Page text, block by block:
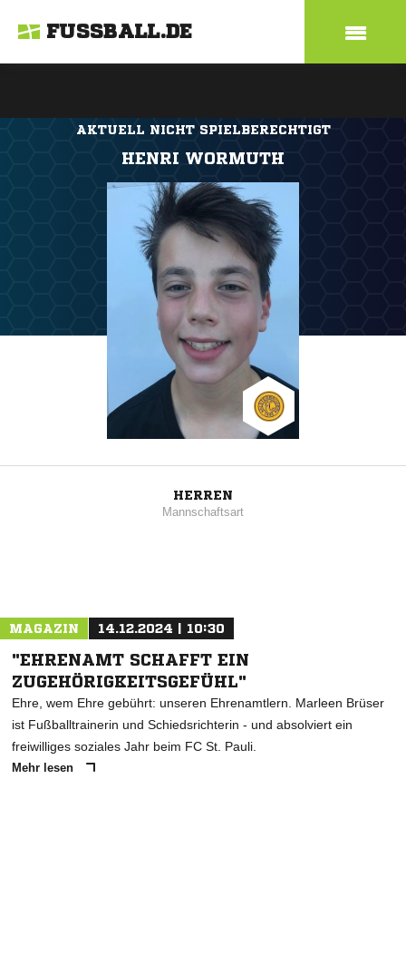
FUSSBALL.DE
AKTUELL NICHT SPIELBERECHTIGT
HENRI WORMUTH
HERREN
Mannschaftsart
MAGAZIN 14.12.2024 | 10:30
"EHRENAMT SCHAFFT EIN
ZUGEHÖRIGKEITSGEFÜHL"
Ehre, wem Ehre gebührt: unseren Ehrenamtlern. Marleen Brüser
ist Fußballtrainerin und Schiedsrichterin - und absolviert ein
freiwilliges soziales Jahr beim FC St. Pauli.
Mehr lesen